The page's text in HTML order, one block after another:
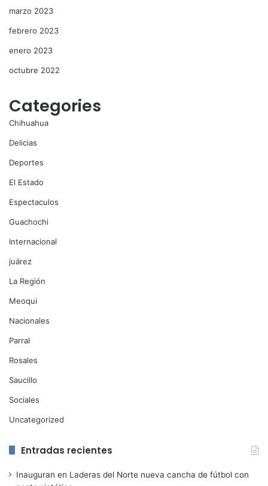
marzo 2023
febrero 2023
enero 2023
octubre 2022
Categories
Chihuahua
Delicias
Deportes
El Estado
Espectaculos
Guachochi
Internacional
juárez
La Región
Meoqui
Nacionales
Parral
Rosales
Saucillo
Sociales
Uncategorized
Entradas recientes
Inauguran en Laderas del Norte nueva cancha de fútbol con